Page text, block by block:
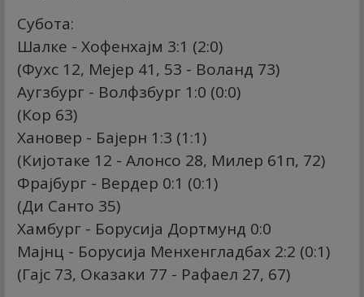
Субота:
Шалке - Хофенхајм 3:1 (2:0)
(Фухс 12, Мејер 41, 53 - Воланд 73)
Аугзбург - Волфзбург 1:0 (0:0)
(Кор 63)
Хановер - Бајерн 1:3 (1:1)
(Кијотаке 12 - Алонсо 28, Милер 61п, 72)
Фрајбург - Вердер 0:1 (0:1)
(Ди Санто 35)
Хамбург - Борусија Дортмунд 0:0
Мајнц - Борусија Менхенгладбах 2:2 (0:1)
(Гајс 73, Оказаки 77 - Рафаел 27, 67)